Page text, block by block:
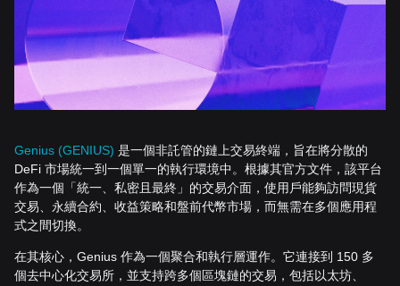
Genius (GENIUS) 是一個非託管的鏈上交易終端，旨在將分散的
DeFi 市場統一到一個單一的執行環境中。根據其官方文件，該平台
作為一個「統一、私密且最終」的交易介面，使用戶能夠訪問現貨
交易、永續合約、收益策略和盤前代幣市場，而無需在多個應用程
式之間切換。
在其核心，Genius 作為一個聚合和執行層運作。它連接到 150 多
個去中心化交易所，並支持跨多個區塊鏈的交易，包括以太坊、